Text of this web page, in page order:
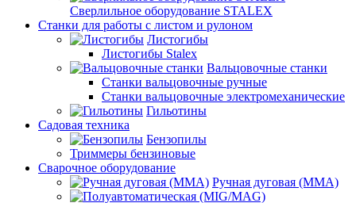
Сверлильное оборудование STALEX
Станки для работы с листом и рулоном
Листогибы
Листогибы Stalex
Вальцовочные станки
Станки вальцовочные ручные
Станки вальцовочные электромеханические
Гильотины
Садовая техника
Бензопилы
Триммеры бензиновые
Сварочное оборудование
Ручная дуговая (MMA)